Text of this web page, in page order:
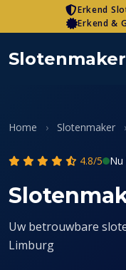
to
content
Erkend
Erkend &
Home › Slotenmaker ›
4.8/5 Nu
Uw betrouwbare
Limburg